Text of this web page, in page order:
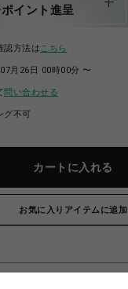
イント進呈
認方法は こちら
月26日 00時00分 〜
問い合わせる
グ不可
カートに入れる
お気に入りアイテムに追加